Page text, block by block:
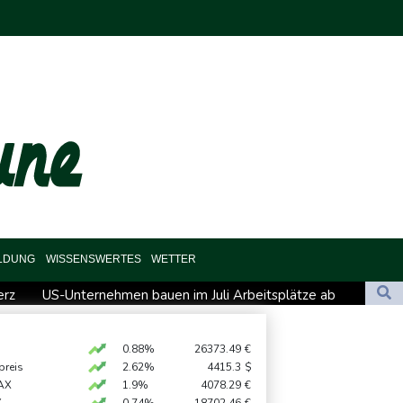
WISSENSWERTES WETTER
US-Unternehmen bauen im Juli Arbeitsplätze ab
hinter Falschvideo zu Merz-Rücktritt
in Leipzig
0.88% 26373.49 €
2.62% 4415.3 $
1.9% 4078.29 €